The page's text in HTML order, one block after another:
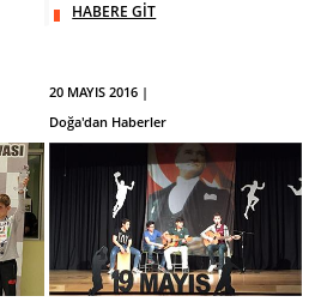
HABERE GİT
20 MAYIS 2016 |
Doğa'dan Haberler